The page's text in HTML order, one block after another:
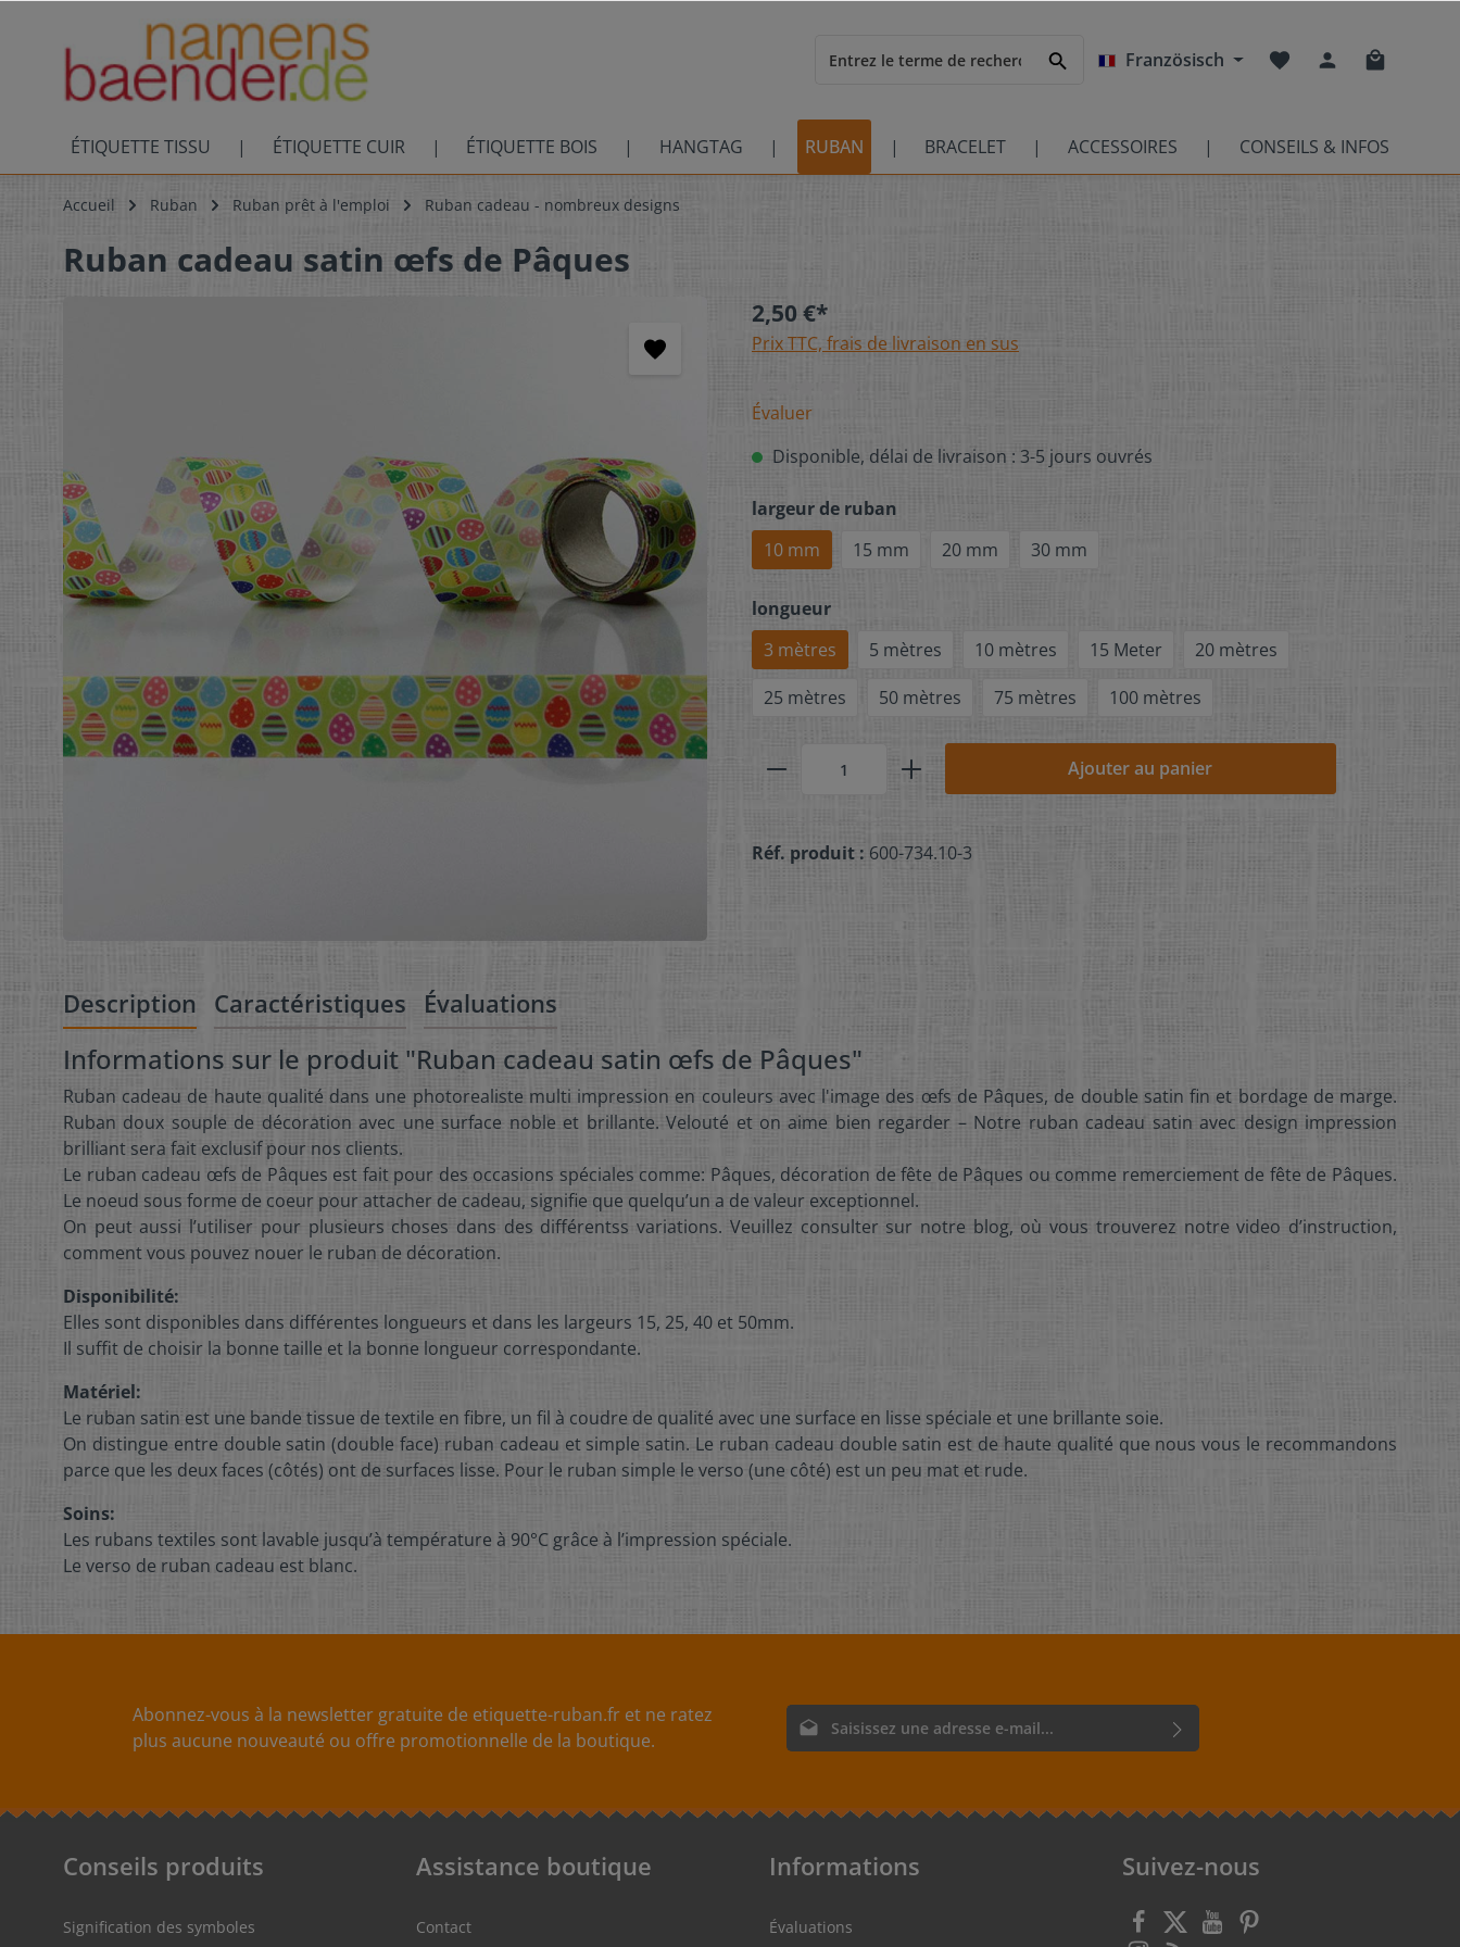
Französisch
ÉTIQUETTE TISSU ÉTIQUETTE CUIR ÉTIQUETTE BOIS HANGTAG RUBAN BRACELET ACCESSOIRES CONSEILS & INFOS
Accueil Ruban Ruban prêt à l'emploi Ruban cadeau - nombreux designs
Ruban cadeau satin œfs de Pâques
2,50 €*
Prix TTC, frais de livraison en sus
Évaluer
Disponible, délai de livraison : 3-5 jours ouvrés
largeur de ruban
10 mm
15 mm 20 mm 30 mm
longueur
3 mètres
5 mètres 10 mètres 15 Meter
20 mètres
25 mètres
50 mètres 75 mètres 100 mètres
Ajouter au panier
Réf. produit : 600-734.10-3
Description Caractéristiques Évaluations
Informations sur le produit "Ruban cadeau satin œfs de Pâques"
Ruban cadeau de haute qualité dans une photorealiste multi impression en couleurs avec l'image des œfs de Pâques, de double satin fin et bordage de marge.
Ruban doux souple de décoration avec une surface noble et brillante. Velouté et on aime bien regarder – Notre ruban cadeau satin avec design impression
brilliant sera fait exclusif pour nos clients.
Le ruban cadeau œfs de Pâques est fait pour des occasions spéciales comme: Pâques, décoration de fête de Pâques ou comme remerciement de fête de Pâques.
Le noeud sous forme de coeur pour attacher de cadeau, signifie que quelqu’un a de valeur exceptionnel.
On peut aussi l’utiliser pour plusieurs choses dans des différentss variations. Veuillez consulter sur notre blog, où vous trouverez notre video d’instruction,
comment vous pouvez nouer le ruban de décoration.
Disponibilité:
Elles sont disponibles dans différentes longueurs et dans les largeurs 15, 25, 40 et 50mm.
Il suffit de choisir la bonne taille et la bonne longueur correspondante.
Matériel:
Le ruban satin est une bande tissue de textile en fibre, un fil à coudre de qualité avec une surface en lisse spéciale et une brillante soie.
On distingue entre double satin (double face) ruban cadeau et simple satin. Le ruban cadeau double satin est de haute qualité que nous vous le recommandons
parce que les deux faces (côtés) ont de surfaces lisse. Pour le ruban simple le verso (une côté) est un peu mat et rude.
Soins:
Les rubans textiles sont lavable jusqu’à température à 90°C grâce à l’impression spéciale.
Le verso de ruban cadeau est blanc.
Abonnez-vous à la newsletter gratuite de etiquette-ruban.fr et ne ratez
plus aucune nouveauté ou offre promotionnelle de la boutique.
Adresse e-mail*
Suivez-nous
Conseils produits
Signification des symboles
Assistance boutique
Contact
Informations
Évaluations